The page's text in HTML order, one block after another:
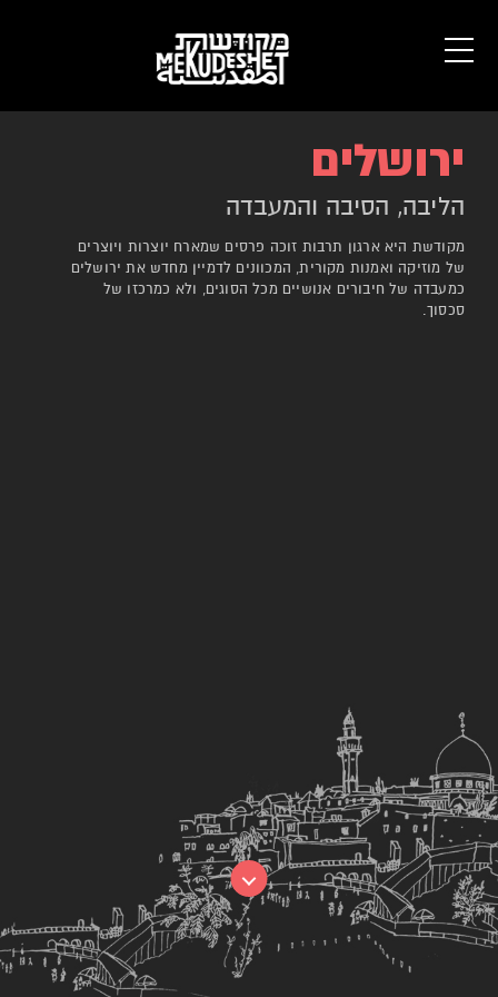
ירושלים
הליבה, הסיבה והמעבדה
מקודשת היא ארגון תרבות זוכה פרסים שמארח יוצרות ויוצרים
של מוזיקה ואמנות מקורית, המכוונים לדמיין מחדש את ירושלים
כמעבדה של חיבורים אנושיים מכל הסוגים, ולא כמרכזו של
סכסוך.